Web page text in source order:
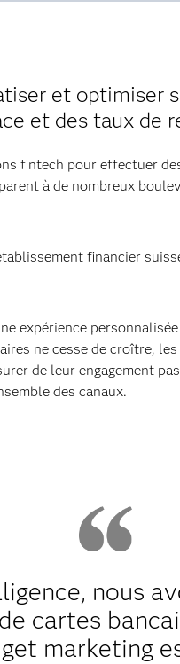
et optimiser
et des taux de
fintech pour effectuer
à de nombreux
financier
expérience
ne cesse de croître,
de leur engagement
des canaux.
nous
cartes
marketing